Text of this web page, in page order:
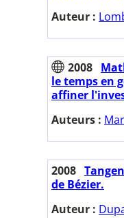
Auteur :
2008
le temps en
affiner
Auteurs :
2008
de Bézier.
Auteur :